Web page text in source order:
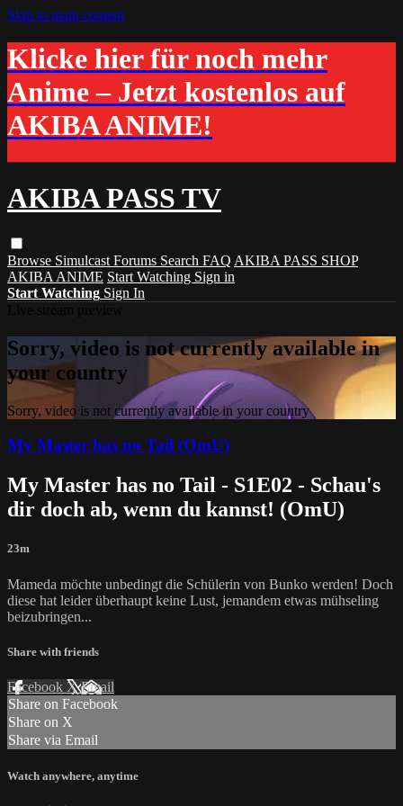
Skip to main content
Klicke hier für noch mehr
Anime – Jetzt kostenlos auf
AKIBA ANIME!
AKIBA PASS TV
Browse Simulcast Forums Search FAQ AKIBA PASS SHOP
AKIBA ANIME Start Watching Sign in
Start Watching Sign In
Sorry, video is not currently available in
your country
Sorry, video is not currently available in your country
My Master has no Tail (OmU)
My Master has no Tail - S1E02 - Schau's
dir doch ab, wenn du kannst! (OmU)
23m
Mameda möchte unbedingt die Schülerin von Bunko werden! Doch
diese hat leider überhaupt keine Lust, jemandem etwas mühseling
beizubringen...
Share with friends
Facebook XEmail
Share on Facebook
Share on X
Share via Email
Watch anywhere, anytime